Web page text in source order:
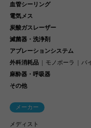
血管シーリング
電気メス
炭酸ガスレーザー
滅菌器・洗浄剤
アブレーションシステム
外科消耗品
モノポーラ
バ
麻酔器・呼吸器
その他
メーカー
メディスト